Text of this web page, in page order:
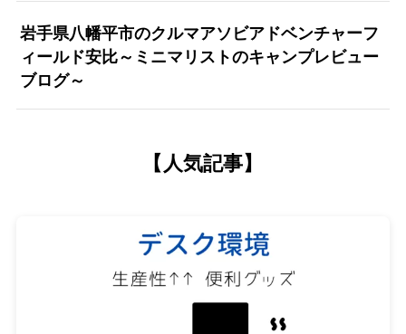
岩手県八幡平市のクルマアソビアドベンチャーフ
ィールド安比～ミニマリストのキャンプレビュー
ブログ～
【人気記事】